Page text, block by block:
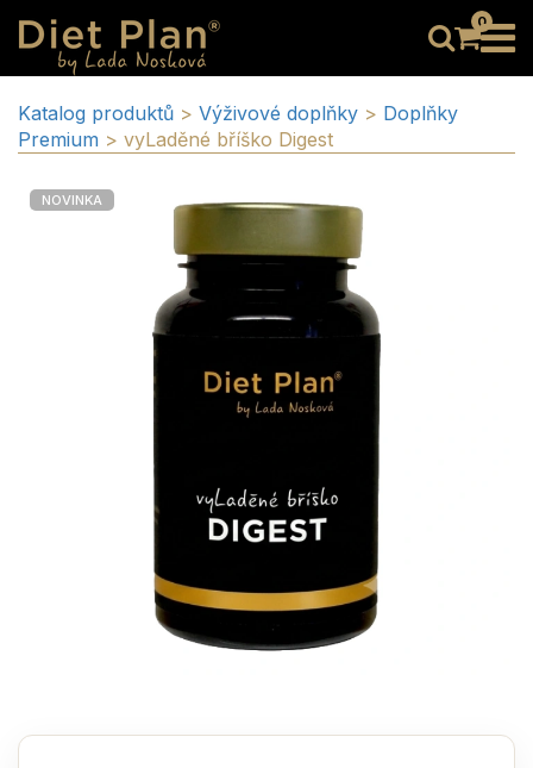
0
Katalog produktů > Výživové doplňky > Doplňky
Premium > vyLaděné bříško Digest
NOVINKA